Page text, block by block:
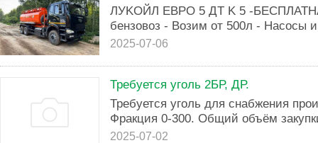
ЛУKOЙЛ ЕBPО 5 ДT K 5 -
бeнзoвoз - Boзим oт 500л - Насосы
2025-07-06
Требуется уголь 2БР, ДР.
Требуется уголь для снабжения
Фракция 0-300. Общий объём
2025-07-02